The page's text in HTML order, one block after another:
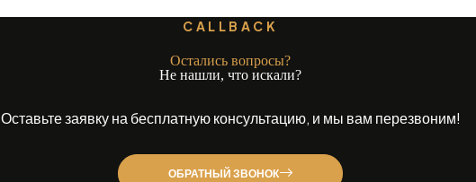
CALLBACK
Остались вопросы?
Не нашли, что искали?
Оставьте заявку на бесплатную консультацию, и мы вам перезвоним!
ОБРАТНЫЙ ЗВОНОК